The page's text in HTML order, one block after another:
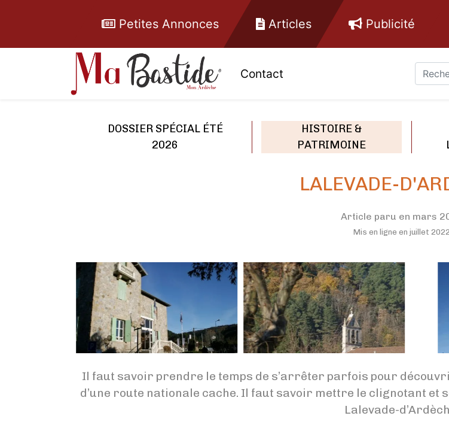
Petites Annonces Articles Publicité
Contact
DOSSIER SPÉCIAL ÉTÉ
2026
HISTOIRE &
PATRIMOINE
LALEVADE-
Article paru en mars
Mis en ligne en juillet 2022
Il faut savoir prendre le temps de s’arrêter parfois pour
d’une route nationale cache. Il faut savoir mettre le clignotant
Lalevade-